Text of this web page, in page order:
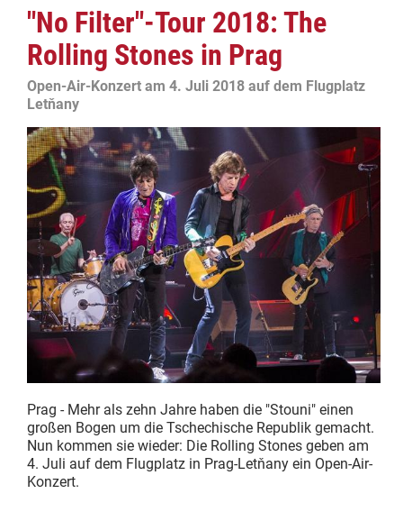
"No Filter"-Tour 2018: The
Rolling Stones in Prag
Open-Air-Konzert am 4. Juli 2018 auf dem Flugplatz
Letňany
Prag - Mehr als zehn Jahre haben die "Stouni" einen
großen Bogen um die Tschechische Republik gemacht.
Nun kommen sie wieder: Die Rolling Stones geben am
4. Juli auf dem Flugplatz in Prag-Letňany ein Open-Air-
Konzert.